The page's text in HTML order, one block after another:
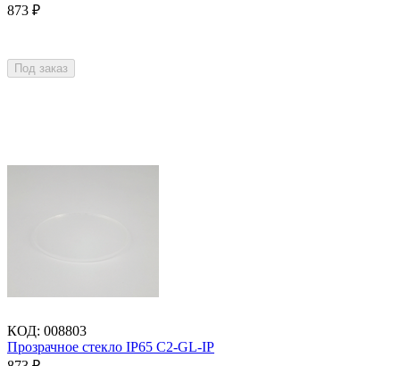
873 ₽
Под заказ
КОД: 008803
Прозрачное стекло IP65 C2-GL-IP